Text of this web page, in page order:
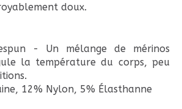
doux.
- Un mélange de mérinos
la température du corps, peu
12% Nylon, 5% Élasthanne